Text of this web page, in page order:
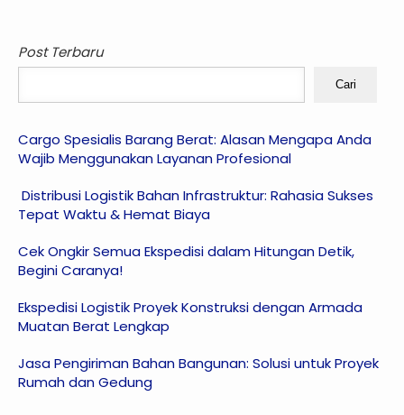
Post Terbaru
Cari
Cargo Spesialis Barang Berat: Alasan Mengapa Anda
Wajib Menggunakan Layanan Profesional
Distribusi Logistik Bahan Infrastruktur: Rahasia Sukses
Tepat Waktu & Hemat Biaya
Cek Ongkir Semua Ekspedisi dalam Hitungan Detik,
Begini Caranya!
Ekspedisi Logistik Proyek Konstruksi dengan Armada
Muatan Berat Lengkap
Jasa Pengiriman Bahan Bangunan: Solusi untuk Proyek
Rumah dan Gedung